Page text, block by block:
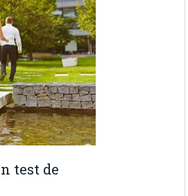
test de